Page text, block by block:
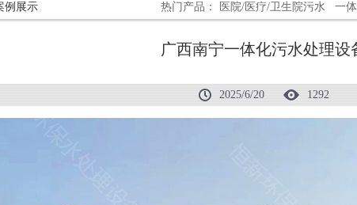
例展示 热门产品： 医院/医疗/卫生院污水 一
广西南宁一体化污水处理设
2025/6/20 1292